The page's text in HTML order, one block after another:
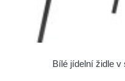
Bílé jídelní židle v